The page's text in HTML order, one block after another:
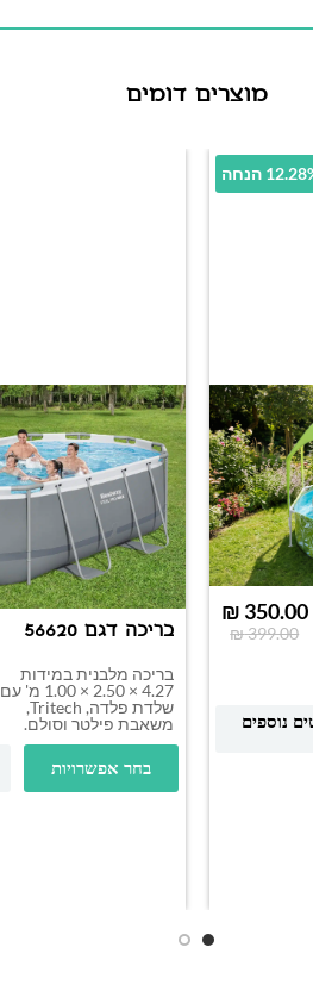
מוצרים דומים
הנחה
₪399.00
₪ 350.00
נוספים
בריכה דגם 56620
בריכה מלבנית במידות
4.27 × 2.50 × 1.00 מ' עם
שלדת פלדה, Tritech,
משאבת פילטר וסולם.
בחר אפשרויות